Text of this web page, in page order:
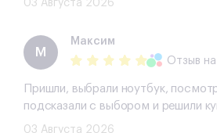
03 Августа 2026
М
Максим
Отзыв
Пришли, выбрали ноутбук,
подсказали с выбором и решили
03 Августа 2026